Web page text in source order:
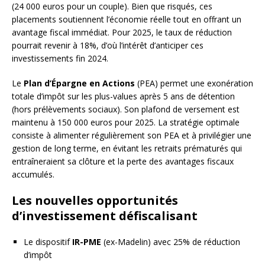
(24 000 euros pour un couple). Bien que risqués, ces
placements soutiennent l’économie réelle tout en offrant un
avantage fiscal immédiat. Pour 2025, le taux de réduction
pourrait revenir à 18%, d’où l’intérêt d’anticiper ces
investissements fin 2024.
Le Plan d’Épargne en Actions (PEA) permet une exonération
totale d’impôt sur les plus-values après 5 ans de détention
(hors prélèvements sociaux). Son plafond de versement est
maintenu à 150 000 euros pour 2025. La stratégie optimale
consiste à alimenter régulièrement son PEA et à privilégier une
gestion de long terme, en évitant les retraits prématurés qui
entraîneraient sa clôture et la perte des avantages fiscaux
accumulés.
Les nouvelles opportunités
d’investissement défiscalisant
Le dispositif IR-PME (ex-Madelin) avec 25% de réduction
d’impôt